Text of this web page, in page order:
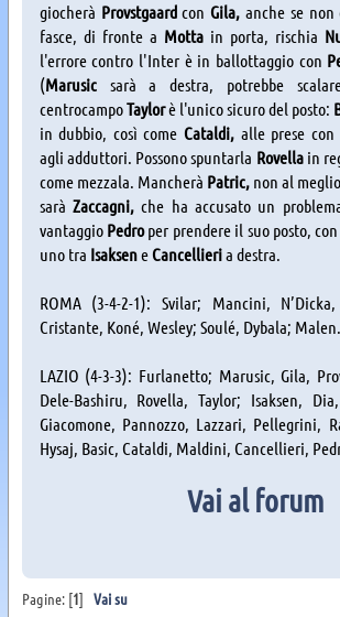
giocherà ProvstgaardconGila, anche se
fasce, di fronte a Mottain porta, rischia
l'errore contro l'Inter è in ballottaggio con
(Marusicsarà a destra, potrebbe
centrocampoTaylorè l'unico sicuro del posto:
in dubbio, così come Cataldi, alle prese
agli adduttori. Possono spuntarla Rovellain
come mezzala. Mancherà Patric, non al
saràZaccagni, che ha accusato un
vantaggio Pedroper prendere il suo posto, con
uno tra IsakseneCancellieria destra.
ROMA (3-4-2-1): Svilar; Mancini,
Cristante, Koné, Wesley; Soulé, Dybala;
LAZIO (4-3-3): Furlanetto; Marusic, Gila,
Dele-Bashiru, Rovella, Taylor; Isaksen,
Giacomone, Pannozzo, Lazzari, Pellegrini,
Hysaj, Basic, Cataldi, Maldini, Cancellieri,
Vai al forum
Pagine: [1] Vai su